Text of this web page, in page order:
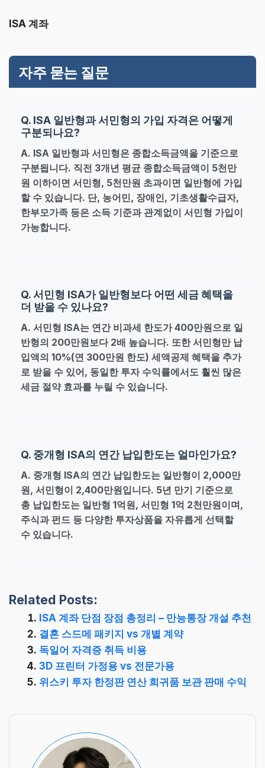
ISA 계좌
자주 묻는 질문
Q. ISA 일반형과 서민형의 가입 자격은 어떻게
구분되나요?
A. ISA 일반형과 서민형은 종합소득금액을 기준으로
구분됩니다. 직전 3개년 평균 종합소득금액이 5천만
원 이하이면 서민형, 5천만원 초과이면 일반형에 가입
할 수 있습니다. 단, 농어민, 장애인, 기초생활수급자,
한부모가족 등은 소득 기준과 관계없이 서민형 가입이
가능합니다.
Q. 서민형 ISA가 일반형보다 어떤 세금 혜택을
더 받을 수 있나요?
A. 서민형 ISA는 연간 비과세 한도가 400만원으로 일
반형의 200만원보다 2배 높습니다. 또한 서민형만 납
입액의 10%(연 300만원 한도) 세액공제 혜택을 추가
로 받을 수 있어, 동일한 투자 수익률에서도 훨씬 많은
세금 절약 효과를 누릴 수 있습니다.
Q. 중개형 ISA의 연간 납입한도는 얼마인가요?
A. 중개형 ISA의 연간 납입한도는 일반형이 2,000만
원, 서민형이 2,400만원입니다. 5년 만기 기준으로
총 납입한도는 일반형 1억원, 서민형 1억 2천만원이며,
주식과 펀드 등 다양한 투자상품을 자유롭게 선택할
수 있습니다.
Related Posts:
ISA 계좌 단점 장점 총정리 – 만능통장 개설 추천
결혼 스드메 패키지 vs 개별 계약
독일어 자격증 취득 비용
3D 프린터 가정용 vs 전문가용
위스키 투자 한정판 연산 희귀품 보관 판매 수익